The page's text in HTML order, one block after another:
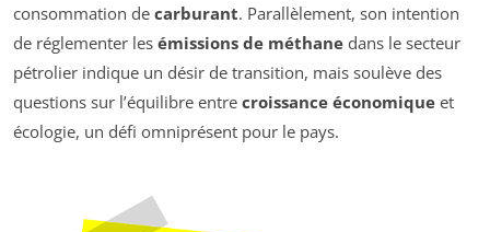
consommation de carburant. Parallèlement, son intention
de réglementer les émissions de méthane dans le secteur
pétrolier indique un désir de transition, mais soulève des
questions sur l’équilibre entre croissance économique et
écologie, un défi omniprésent pour le pays.